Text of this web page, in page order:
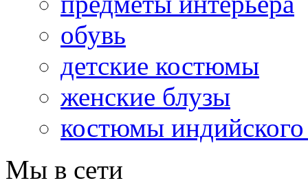
обувь
детские костюмы
женские блузы
костюмы индийского
Мы в сети